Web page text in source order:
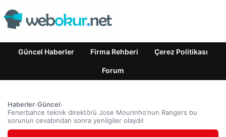
Güncel Haberler Firma Rehberi Çerez Politikası
Forum
Haberler›Güncel›
Fenerbahce teknik direktörü Jose Mourinho’nun Rangers bu
sorunun cevabından sonra yenilgiler olaydı!